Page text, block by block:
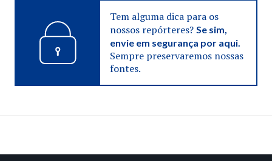
Tem alguma dica para os
nossos repórteres? Se sim,
envie em segurança por aqui.
Sempre preservaremos nossas
fontes.